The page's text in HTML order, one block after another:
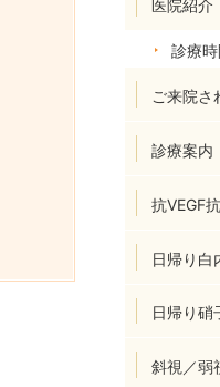
医院紹介
診療
ご来院さ
診療案内
抗VEGF
日帰り白
日帰り硝
斜視／弱